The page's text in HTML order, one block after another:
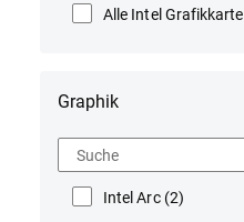
Alle Intel Grafikkarte
Graphik
Suche
Intel Arc (2)